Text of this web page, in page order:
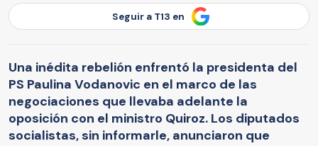
Seguir a T13 en
Una inédita rebelión enfrentó la presidenta del
PS Paulina Vodanovic en el marco de las
negociaciones que llevaba adelante la
oposición con el ministro Quiroz. Los diputados
socialistas, sin informarle, anunciaron que